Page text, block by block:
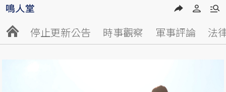
停止更新公告 時事觀察 軍事評論 法